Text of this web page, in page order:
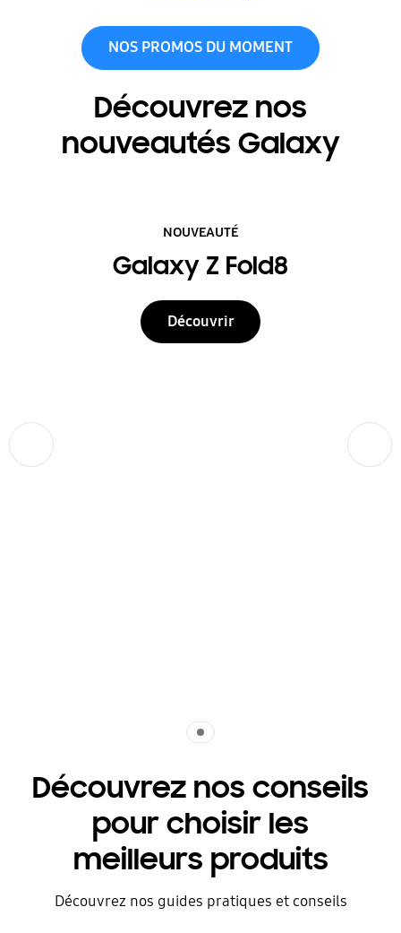
NOS PROMOS DU MOMENT
Découvrez nos
nouveautés Galaxy
NOUVEAUTÉ
Galaxy Z Fold8
Découvrir
Découvrez nos conseils
pour choisir les
meilleurs produits
Découvrez nos guides pratiques et conseils